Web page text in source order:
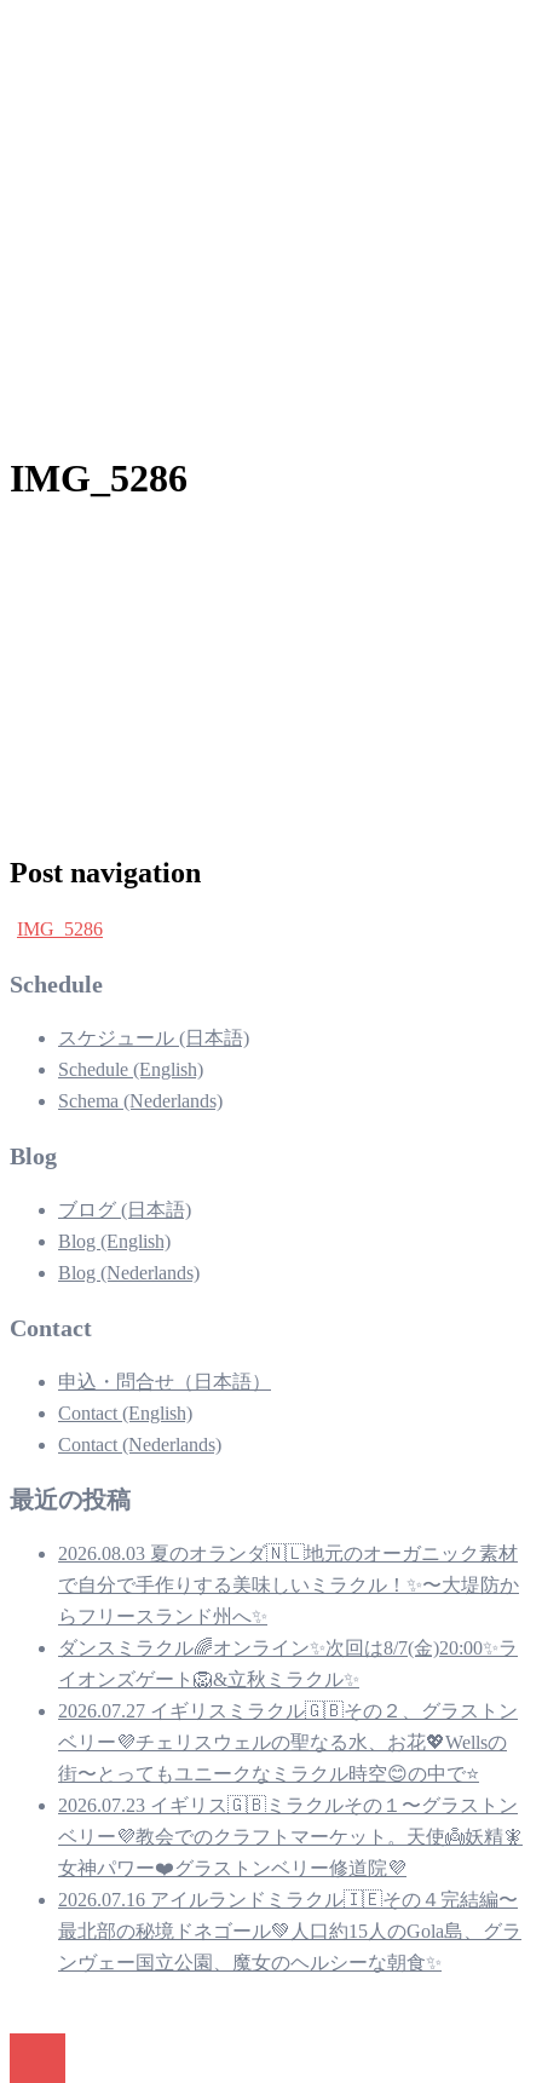
IMG_5286
Post navigation
IMG_5286
Schedule
スケジュール (日本語)
Schedule (English)
Schema (Nederlands)
Blog
ブログ (日本語)
Blog (English)
Blog (Nederlands)
Contact
申込・問合せ（日本語）
Contact (English)
Contact (Nederlands)
最近の投稿
2026.08.03 夏のオランダ🇳🇱地元のオーガニック素材
で自分で手作りする美味しいミラクル！✨〜大堤防か
らフリースランド州へ✨
ダンスミラクル🌈オンライン✨次回は8/7(金)20:00✨ラ
イオンズゲート🦁&立秋ミラクル✨
2026.07.27 イギリスミラクル🇬🇧その２、グラストン
ベリー💜チェリスウェルの聖なる水、お花💖Wellsの
街〜とってもユニークなミラクル時空😊の中で⭐️
2026.07.23 イギリス🇬🇧ミラクルその１〜グラストン
ベリー💜教会でのクラフトマーケット。天使👼妖精🧚
女神パワー❤️グラストンベリー修道院💜
2026.07.16 アイルランドミラクル🇮🇪その４完結編〜
最北部の秘境ドネゴール💚人口約15人のGola島、グラ
ンヴェー国立公園、魔女のヘルシーな朝食✨